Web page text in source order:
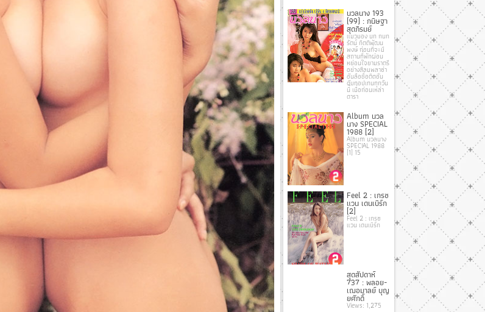
นวลนาง 193
(99) : กนิษฐา
สุดภิรมย์
แมวมอง นก กนก
รัตน์ กิตติพัฒน
พงษ์ ก่อนที่จะมี
สถานที่พักผ่อน
หย่อนใจยามราตรี
อย่างสีลมพลาซ่า
อันลือชื่อติดอัน
ดับทอปเทนทุกวัน
นี้ เมื่อก่อนเหล่า
ดารา
Album นวล
นาง SPECIAL
1988 [2]
Album นวลนาง
SPECIAL 1988
[1] 15
Feel 2 : เกรซ
แวน เดนเบิร์ก
[2]
Feel 2 : เกรซ
แวน เดนเบิร์ก
สุดสัปดาห์
737 : พลอย-
เฌอมาลย์ บุญ
ยศักดิ์
Views: 1,275